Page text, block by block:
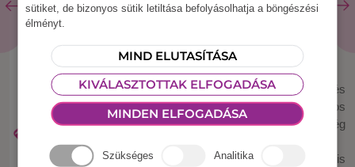
További
részletekkel és
a nyitás pontos
dátumával még
addig is
sütiket, de bizonyos sütik letiltása befolyásolhatja a böngészési
élményt.
MIND ELUTASÍTÁSA
KIVÁLASZTOTTAK ELFOGADÁSA
MINDEN ELFOGADÁSA
Szükséges Analitika